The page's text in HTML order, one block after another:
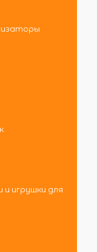
игрушки для